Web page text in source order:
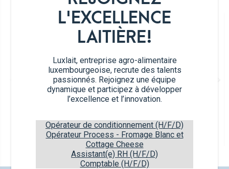
L'EXCELLENCE
LAITIÈRE!
Luxlait, entreprise agro-alimentaire
luxembourgeoise, recrute des talents
passionnés. Rejoignez une équipe
dynamique et participez à développer
l’excellence et l’innovation.
Opérateur de conditionnement (H/F/D)
Opérateur Process - Fromage Blanc et
Cottage Cheese
Assistant(e) RH (H/F/D)
Comptable (H/F/D)
Water Stick citron
6x80ml